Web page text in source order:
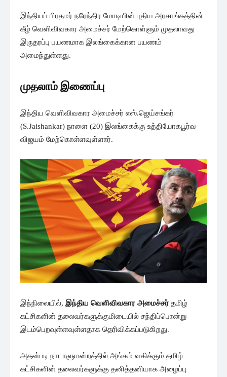
இந்தியப் பிரதமர் நரேந்திர மோடியின் புதிய அரசாங்கத்தின்
கீழ் வெளிவிவகார அமைச்சர் மேற்கொள்ளும் முதலாவது
இருதரப்பு பயணமாக இலங்கைக்கான பயணம்
அமைந்துள்ளது.
முதலாம் இணைப்பு
இந்திய வெளிவிவகார அமைச்சர் எஸ்.ஜெய்சங்கர்
(S.Jaishankar) நாளை (20) இலங்கைக்கு உத்தியோகபூர்வ
விஜயம் மேற்கொள்ளவுள்ளார்.
இந்நிலையில், இந்திய வெளிவிவகார அமைச்சர் தமிழ்
கட்சிகளின் தலைவர்களுக்குமிடையில் சந்திப்பொன்று
இடம்பெறவுள்ளவுள்ளதாக தெரிவிக்கப்படுகிறது.
அதன்படி நாடாளுமன்றத்தில் அங்கம் வகிக்கும் தமிழ்
கட்சிகளின் தலைவர்களுக்கு தனித்தனியாக அழைப்பு